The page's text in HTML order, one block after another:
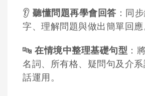
👂 聽懂問題再學會回答 ：同
字、理解問題與做出簡單回應
🔤 在情境中整理基礎句型 ：
名詞、所有格、疑問句及介
話運用。